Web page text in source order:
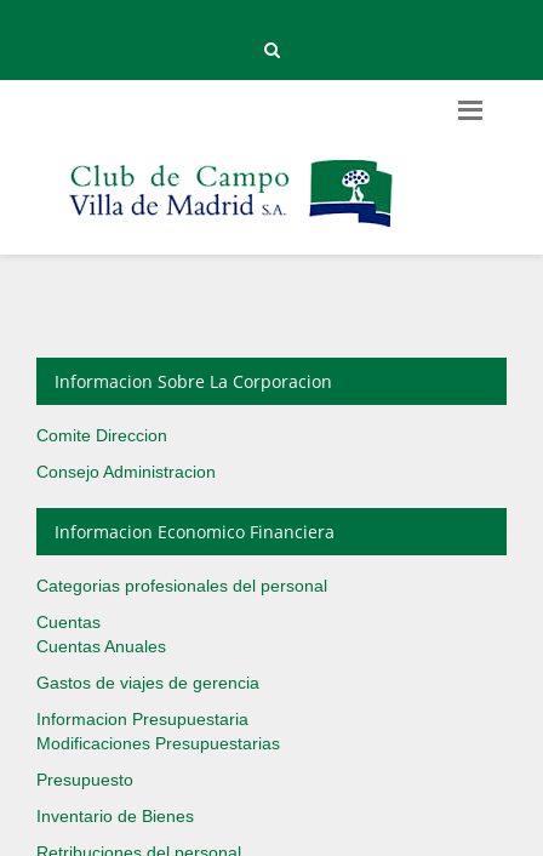
Informacion Sobre La Corporacion
Comite Direccion
Consejo Administracion
Informacion Economico Financiera
Categorias profesionales del personal
Cuentas
Cuentas Anuales
Gastos de viajes de gerencia
Informacion Presupuestaria
Modificaciones Presupuestarias
Presupuesto
Inventario de Bienes